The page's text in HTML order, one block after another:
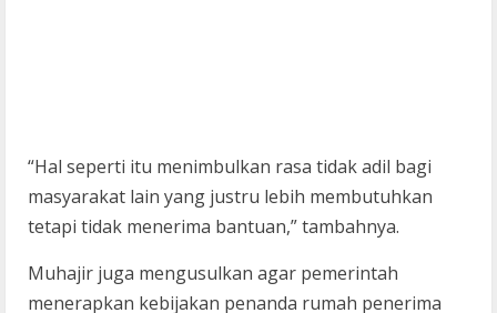
“Hal seperti itu menimbulkan rasa tidak adil bagi
masyarakat lain yang justru lebih membutuhkan
tetapi tidak menerima bantuan,” tambahnya.
Muhajir juga mengusulkan agar pemerintah
menerapkan kebijakan penanda rumah penerima